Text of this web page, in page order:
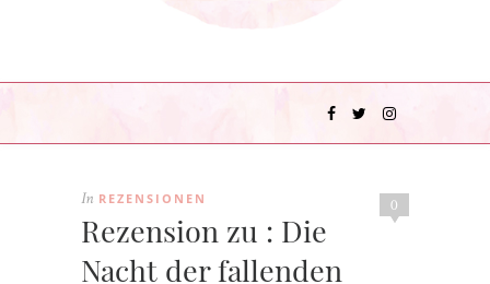
0
In REZENSIONEN
Rezension zu : Die
Nacht der fallenden